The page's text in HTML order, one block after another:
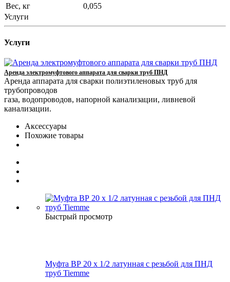
Вес, кг
0,055
Услуги
Услуги
Аренда электромуфтового аппарата для сварки труб ПНД
Аренда аппарата для сварки полиэтиленовых труб для
трубопроводов
газа, водопроводов, напорной канализации, ливневой
канализации.
Аксессуары
Похожие товары
Быстрый просмотр
Муфта ВР 20 х 1/2 латунная с резьбой для ПНД
труб Tiemme